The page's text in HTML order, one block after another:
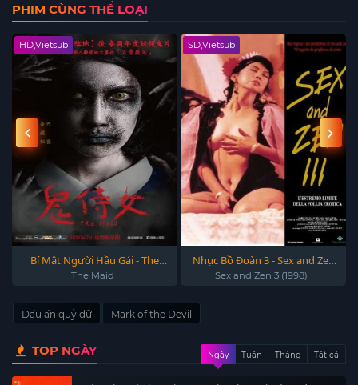
PHIM CÙNG THỂ LOẠI
HD,Vietsub
Bí Mật Người Hầu Gái - The
Maid 2020
The Maid
SD,Vietsub
Nhục Bồ Đoàn 3 - Sex and Zen
3 (1998)
Sex and Zen 3 (1998)
Dấu ấn quỷ dữ Mark of the Devil
TOP NGÀY Ngày Tuần Tháng Tất cả